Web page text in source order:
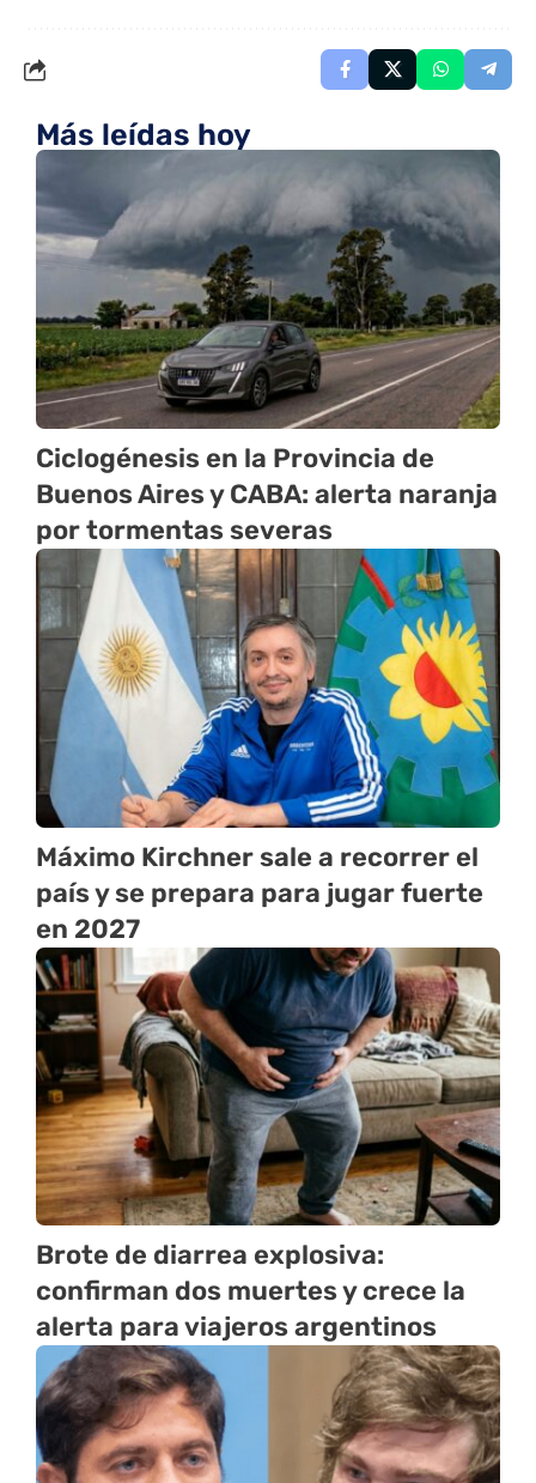
Más leídas hoy
Ciclogénesis en la Provincia de
Buenos Aires y CABA: alerta naranja
por tormentas severas
Máximo Kirchner sale a recorrer el
país y se prepara para jugar fuerte
en 2027
Brote de diarrea explosiva:
confirman dos muertes y crece la
alerta para viajeros argentinos